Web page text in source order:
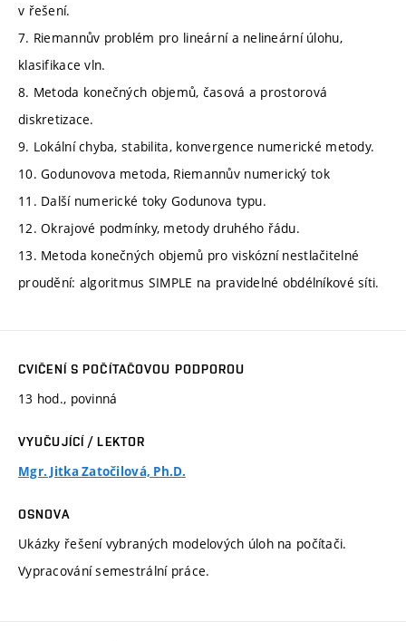
v řešení.
7. Riemannův problém pro lineární a nelineární úlohu,
klasifikace vln.
8. Metoda konečných objemů, časová a prostorová
diskretizace.
9. Lokální chyba, stabilita, konvergence numerické metody.
10. Godunovova metoda, Riemannův numerický tok
11. Další numerické toky Godunova typu.
12. Okrajové podmínky, metody druhého řádu.
13. Metoda konečných objemů pro viskózní nestlačitelné
proudění: algoritmus SIMPLE na pravidelné obdélníkové síti.
CVIČENÍ S POČÍTAČOVOU PODPOROU
13 hod., povinná
VYUČUJÍCÍ / LEKTOR
Mgr. Jitka Zatočilová, Ph.D.
OSNOVA
Ukázky řešení vybraných modelových úloh na počítači.
Vypracování semestrální práce.